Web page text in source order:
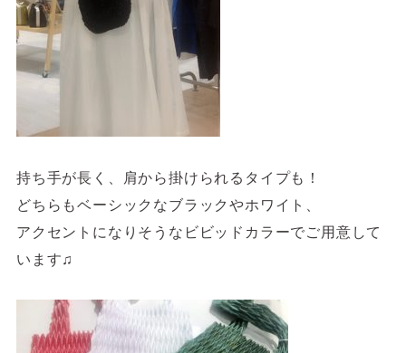
持ち手が長く、肩から掛けられるタイプも！
どちらもベーシックなブラックやホワイト、
アクセントになりそうなビビッドカラーでご用意して
います♫